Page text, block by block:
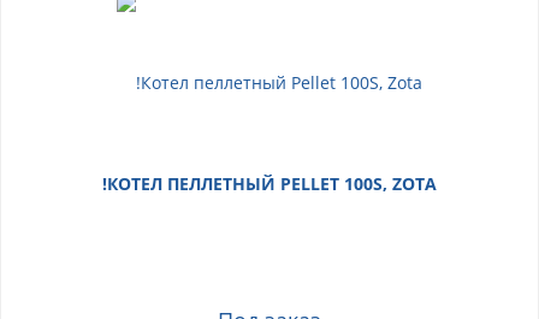
!КОТЕЛ ПЕЛЛЕТНЫЙ PELLET 100S, ZOTA